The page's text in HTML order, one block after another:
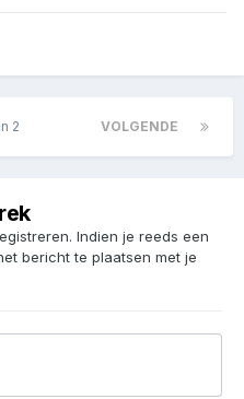
VOLGENDE
2
Indien je reeds een
bericht te plaatsen met je